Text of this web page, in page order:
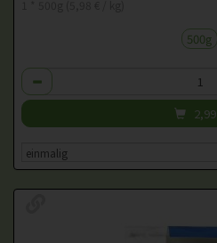
500g
Anzahl
2,99